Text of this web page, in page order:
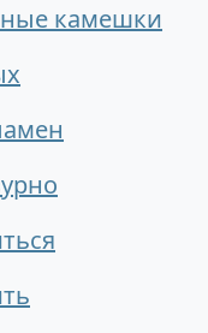
камешки